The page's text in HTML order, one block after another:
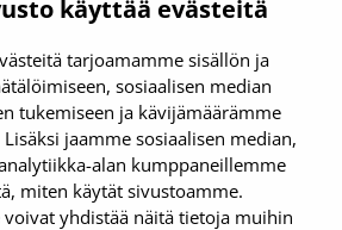
käyttää evästeitä
tarjoamamme sisällön ja
sosiaalisen median
tukemiseen ja kävijämäärämme
jaamme sosiaalisen median,
alan kumppaneillemme
miten käytät sivustoamme.
yhdistää näitä tietoja muihin
väliaikaisesti – tarkista
tarvitaan ympäri vuoden –
monen arki rytmittyy
Ulkomaanmatka voi kuitenkin
jopa kuukaudeksi